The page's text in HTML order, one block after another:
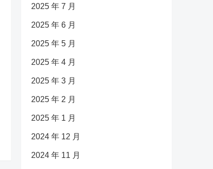
2025 年 7 月
2025 年 6 月
2025 年 5 月
2025 年 4 月
2025 年 3 月
2025 年 2 月
2025 年 1 月
2024 年 12 月
2024 年 11 月